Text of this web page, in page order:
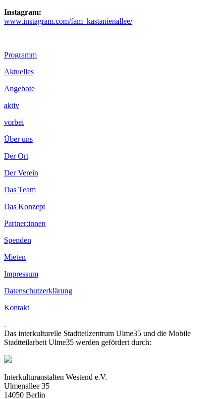
Instagram:
www.instagram.com/fam_kastanienallee/
Footer
Inhalt
Programm
Aktuelles
Angebote
aktiv
vorbei
Über uns
Der Ort
Der Verein
Das Team
Das Konzept
Partner:innen
Spenden
Mieten
Impressum
Datenschutzerklärung
Kontakt
.
Das interkulturelle Stadtteilzentrum Ulme35 und die Mobile
Stadtteilarbeit Ulme35 werden gefördert durch:
Interkulturanstalten Westend e.V.
Ulmenallee 35
14050 Berlin